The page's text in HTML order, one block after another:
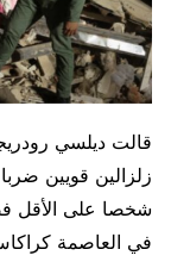
قالت ديلسي
‌في العاصمة